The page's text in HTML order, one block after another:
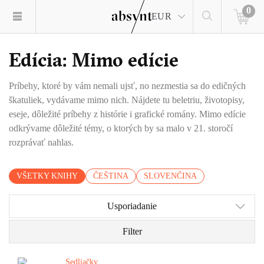
EUR
0
Edícia: Mimo edície
Príbehy, ktoré by vám nemali ujsť, no nezmestia sa do edičných
škatuliek, vydávame mimo nich. Nájdete tu beletriu, životopisy,
eseje, dôležité príbehy z histórie i grafické romány. Mimo edície
odkrývame dôležité témy, o ktorých by sa malo v 21. storočí
rozprávať nahlas.
VŠETKY KNIHY ČEŠTINA SLOVENČINA
Usporiadanie
Filter